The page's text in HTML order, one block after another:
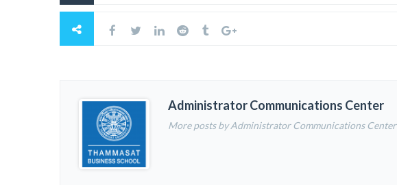
Administrator Communications Center
More posts by Administrator Communications Center